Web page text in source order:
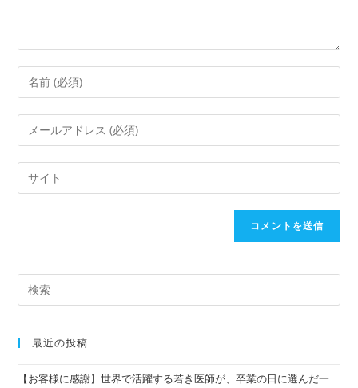
最近の投稿
【お客様に感謝】世界で活躍する若き医師が、卒業の日に選んだ一